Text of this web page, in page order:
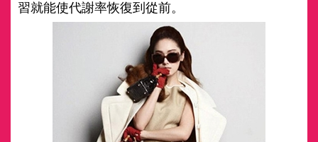
習就能使代謝率恢復到從前。